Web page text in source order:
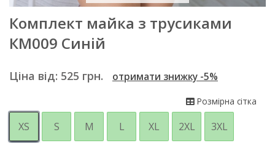
Комплект майка з трусиками
КМ009 Синій
Ціна від: 525 грн. отримати знижку -5%
Розмірна сітка
XS S M L XL 2XL 3XL